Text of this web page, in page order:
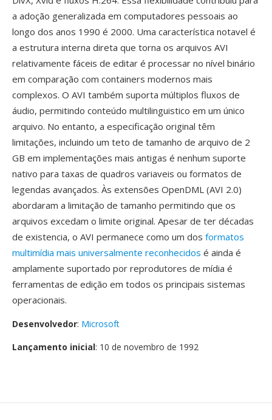
a adoção generalizada em computadores pessoais ao
longo dos anos 1990 é 2000. Uma característica notavel é
a estrutura interna direta que torna os arquivos AVI
relativamente fáceis de editar é processar no nível binário
em comparação com containers modernos mais
complexos. O AVI também suporta múltiplos fluxos de
áudio, permitindo conteúdo multilinguistico em um único
arquivo. No entanto, a especificação original têm
limitações, incluindo um teto de tamanho de arquivo de 2
GB em implementações mais antigas é nenhum suporte
nativo para taxas de quadros variaveis ou formatos de
legendas avançados. Às extensões OpenDML (AVI 2.0)
abordaram a limitação de tamanho permitindo que os
arquivos excedam o limite original. Apesar de ter décadas
de existencia, o AVI permanece como um dos formatos
multimídia mais universalmente reconhecidos é ainda é
amplamente suportado por reprodutores de mídia é
ferramentas de edição em todos os principais sistemas
operacionais.
Desenvolvedor: Microsoft
Lançamento inicial: 10 de novembro de 1992